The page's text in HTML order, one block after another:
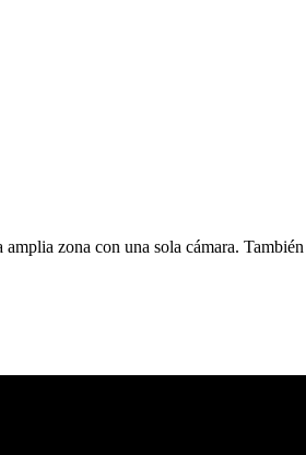
zona con una sola cámara.